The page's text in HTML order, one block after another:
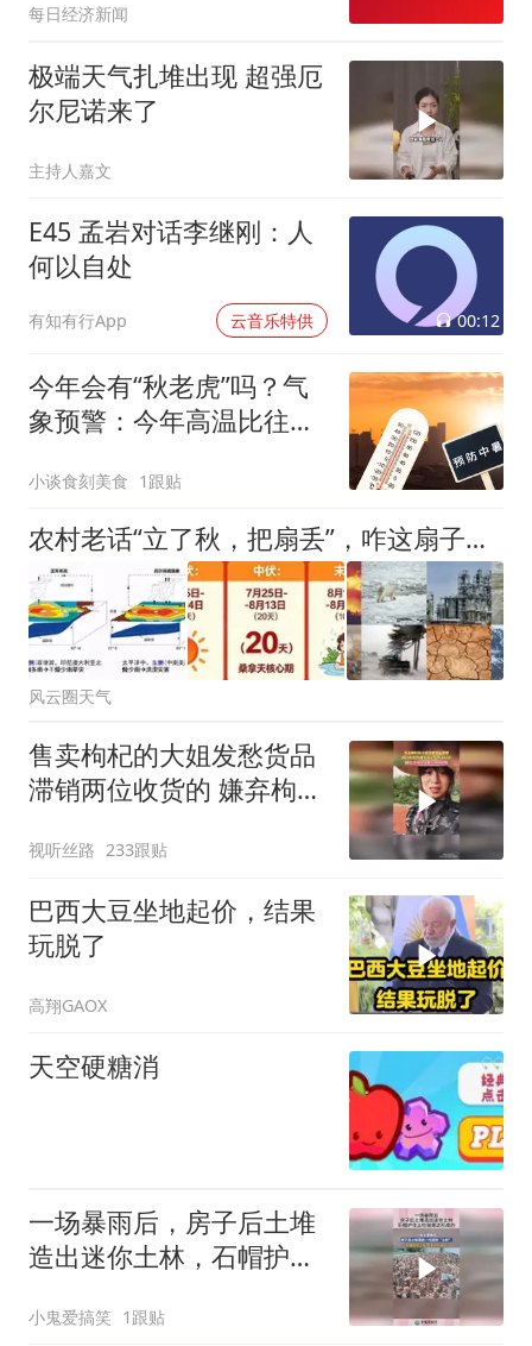
每日经济新闻
极端天气扎堆出现 超强厄
尔尼诺来了
主持人嘉文
E45 孟岩对话李继刚：人
何以自处
有知有行App 云音乐特供 00:12
今年会有“秋老虎”吗？气
象预警：今年高温比往年
备
小谈食刻美食 1跟贴
农村老话“立了秋，把扇丢”，咋这扇子不但丢不掉，还越扇越热？ 都立秋了咋还这么热？国家气候中心：8月多地还有超40度高温！
风云圈天气
售卖枸杞的大姐发愁货品
滞销两位收货的 嫌弃枸杞
想压你的价格
视听丝路 233跟贴
巴西大豆坐地起价，结果
玩脱了
高翔GAOX
天空硬糖消
一场暴雨后，房子后土堆
造出迷你土林，石帽护住
小鬼爱搞笑 1跟贴